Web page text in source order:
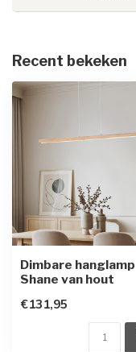
Recent bekeken
Dimbare hanglamp
Shane van hout
€131,95